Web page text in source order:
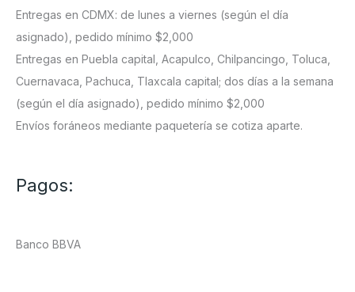
Entregas en CDMX: de lunes a viernes (según el día
asignado), pedido mínimo $2,000
Entregas en Puebla capital, Acapulco, Chilpancingo, Toluca,
Cuernavaca, Pachuca, Tlaxcala capital; dos días a la semana
(según el día asignado), pedido mínimo $2,000
Envíos foráneos mediante paquetería se cotiza aparte.
Pagos:
Banco BBVA